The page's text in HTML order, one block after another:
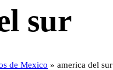
sur
de Mexico » america del sur